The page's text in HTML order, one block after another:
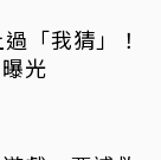
「我猜」！
光